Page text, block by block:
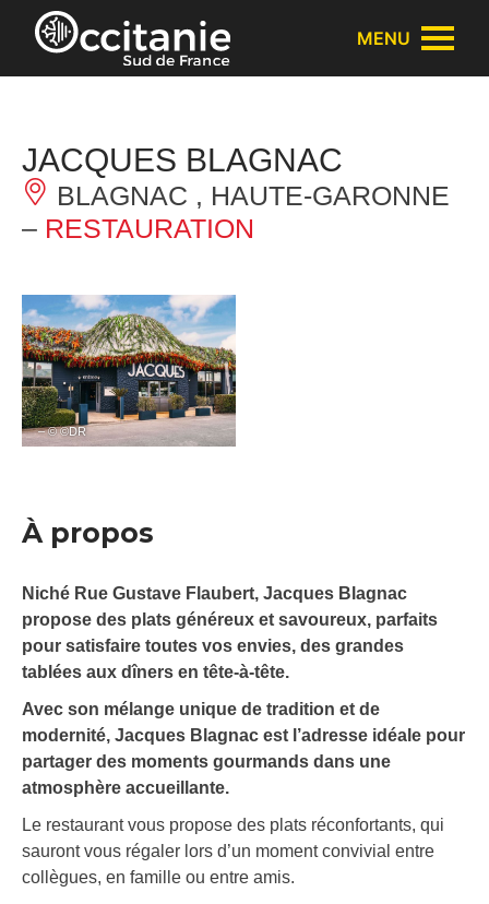
Panneau de gestion des cookies
MENU
JACQUES BLAGNAC
BLAGNAC , HAUTE-GARONNE
– RESTAURATION
– © ©DR
À propos
Niché Rue Gustave Flaubert, Jacques Blagnac
propose des plats généreux et savoureux, parfaits
pour satisfaire toutes vos envies, des grandes
tablées aux dîners en tête-à-tête.
Avec son mélange unique de tradition et de
modernité, Jacques Blagnac est l’adresse idéale pour
partager des moments gourmands dans une
atmosphère accueillante.
Le restaurant vous propose des plats réconfortants, qui
sauront vous régaler lors d’un moment convivial entre
collègues, en famille ou entre amis.